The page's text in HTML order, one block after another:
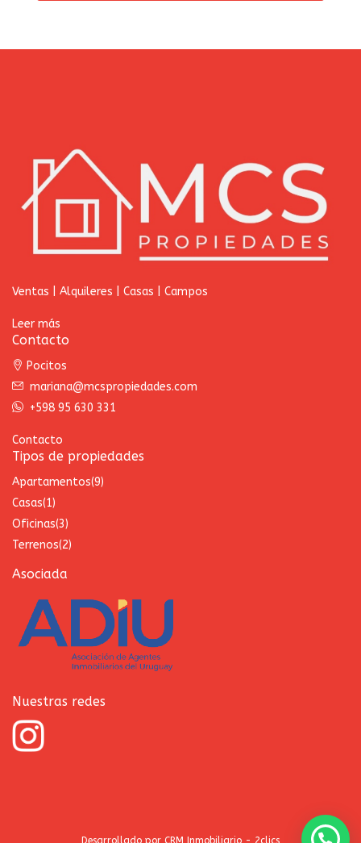
Ventas | Alquileres | Casas | Campos
Leer más
Contacto
Pocitos
mariana@mcspropiedades.com
+598 95 630 331
Contacto
Tipos de propiedades
Apartamentos(9)
Casas(1)
Oficinas(3)
Terrenos(2)
Asociada
Nuestras redes